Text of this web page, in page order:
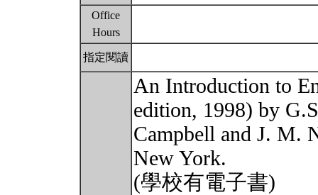
Office
Hours
指定閱讀
An Introduction to
edition, 1998) by
Campbell and J. M.
New York.
(學校有電子書)